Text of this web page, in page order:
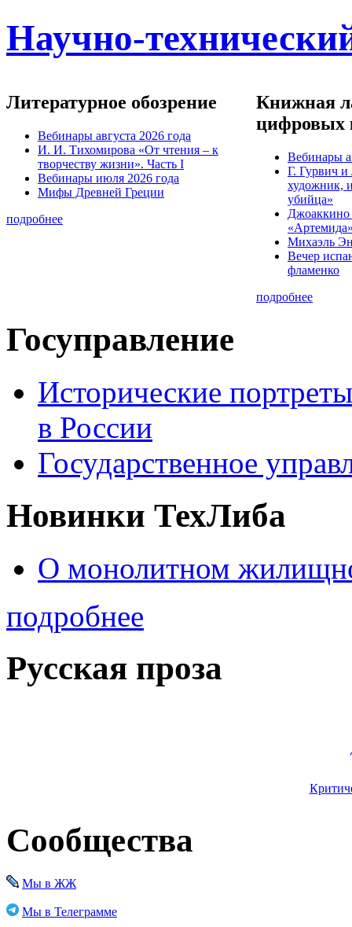
Научно-
Литературное обозрение
Вебинары августа 2026 года
И. И. Тихомирова «От чтения – к
творчеству жизни». Часть I
Вебинары июля 2026 года
Мифы Древней Греции
подробнее
Книжная
цифровых
Вебинары
Г. Гурвич
художник,
убийца»
Михаэль
Вечер
фламенко
подробнее
Госуправление
Исторические
в России
Государственное
Новинки ТехЛиба
О монолитном
подробнее
Русская проза
Сообщества
Мы в ЖЖ
Мы в Телеграмме